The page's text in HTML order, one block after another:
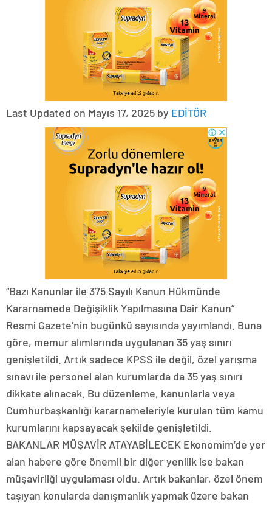
Last Updated on Mayıs 17, 2025 by EDİTÖR
“Bazı Kanunlar ile 375 Sayılı Kanun Hükmünde
Kararnamede Değişiklik Yapılmasına Dair Kanun”
Resmi Gazete’nin bugünkü sayısında yayımlandı. Buna
göre, memur alımlarında uygulanan 35 yaş sınırı
genişletildi. Artık sadece KPSS ile değil, özel yarışma
sınavı ile personel alan kurumlarda da 35 yaş sınırı
dikkate alınacak. Bu düzenleme, kanunlarla veya
Cumhurbaşkanlığı kararnameleriyle kurulan tüm kamu
kurumlarını kapsayacak şekilde genişletildi.
BAKANLAR MÜŞAVİR ATAYABİLECEK Ekonomim’de yer
alan habere göre önemli bir diğer yenilik ise bakan
müşavirliği uygulaması oldu. Artık bakanlar, özel önem
taşıyan konularda danışmanlık yapmak üzere bakan